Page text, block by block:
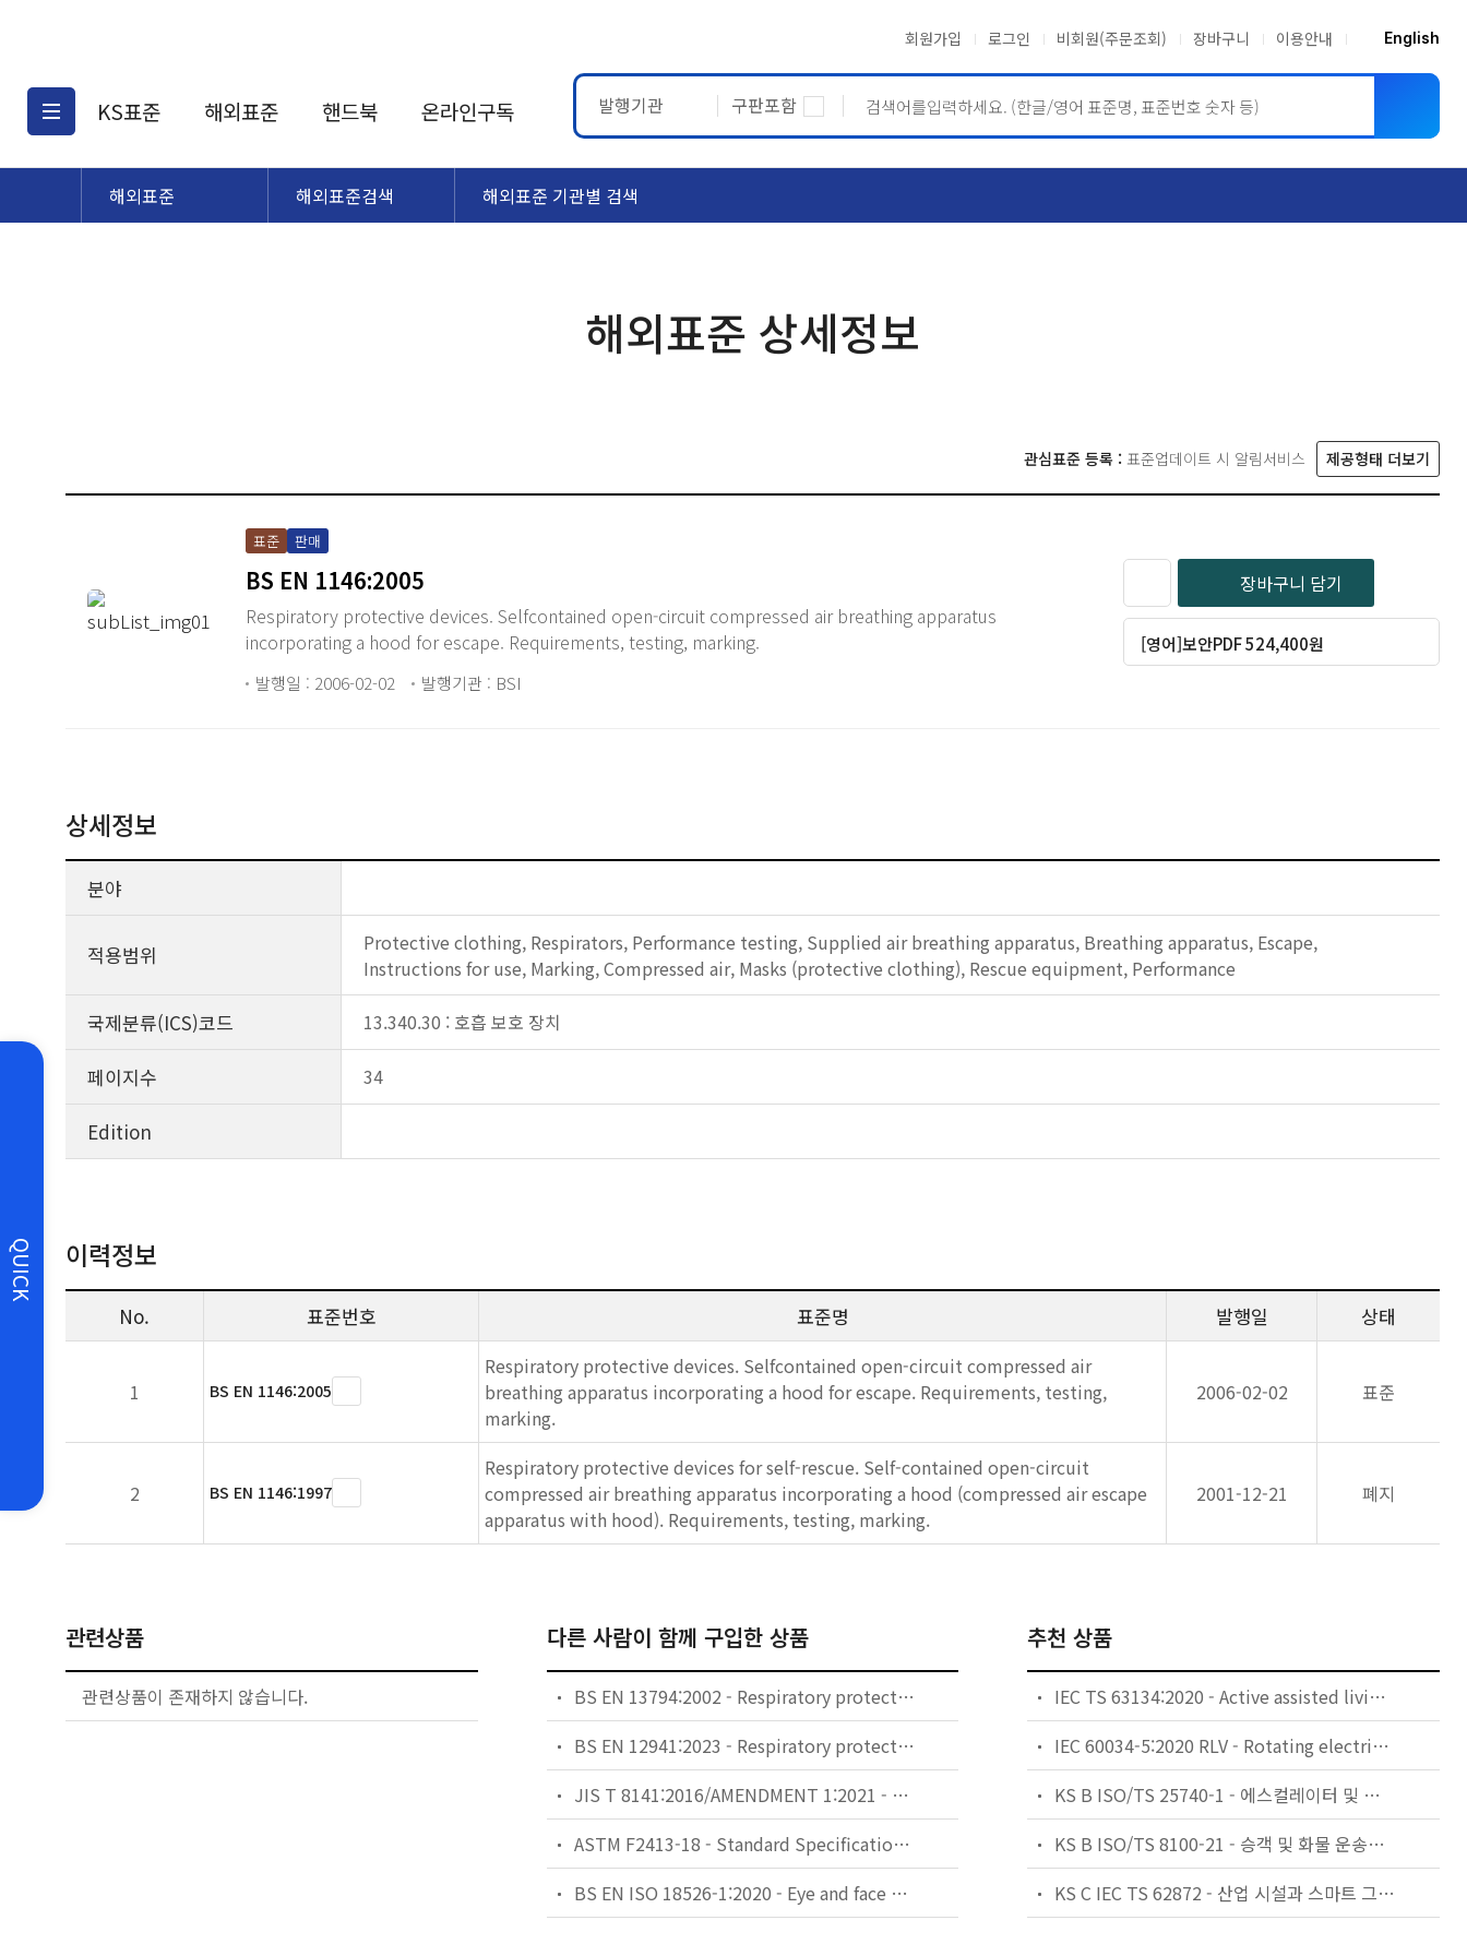
회원가입 로그인 비회원(주문조회) 장바구니 이용안내 English
KS표준
KS표준검색
해외표준
해외표준검색
핸드북 온라인구독 발행기관 구판포함
QUICK
해외표준 해외표준검색 해외표준 기관별 검색
해외표준 상세정보
관심표준 등록 : 표준업데이트 시 알림서비스 제공형태 더보기
표준 판매
BS EN 1146:2005
Respiratory protective devices. Selfcontained open-circuit compressed air breathing apparatus
incorporating a hood for escape. Requirements, testing, marking.
발행일 : 2006-02-02 발행기관 : BSI
장바구니 담기
[영어]보안PDF 524,400원
상세정보
분야
적용범위
Protective clothing, Respirators, Performance testing, Supplied air breathing apparatus, Breathing apparatus, Escape,
Instructions for use, Marking, Compressed air, Masks (protective clothing), Rescue equipment, Performance
국제분류(ICS)코드 13.340.30 : 호흡 보호 장치
페이지수 34
Edition
이력정보
No. 표준번호 표준명 발행일 상태
1 BS EN 1146:2005
Respiratory protective devices. Selfcontained open-circuit compressed air
breathing apparatus incorporating a hood for escape. Requirements, testing,
marking.
2006-02-02 표준
2 BS EN 1146:1997
Respiratory protective devices for self-rescue. Self-contained open-circuit
compressed air breathing apparatus incorporating a hood (compressed air escape
apparatus with hood). Requirements, testing, marking.
2001-12-21 폐지
관련상품
관련상품이 존재하지 않습니다.
다른 사람이 함께 구입한 상품
BS EN 13794:2002 - Respiratory protective devices. Self-contained closed-circuit breathing apparatus for escape. Requirements, testing, marking.
BS EN 12941:2023 - Respiratory protective devices. Powered filtering devices incorporating a loose fitting respiratory interface. Requirements, testing, marking.
JIS T 8141:2016/AMENDMENT 1:2021 - Personal eye protectors for optical radiations (Amendment 1)
ASTM F2413-18 - Standard Specification for Performance Requirements for Protective (Safety) Toe Cap Footwear
BS EN ISO 18526-1:2020 - Eye and face protection. Test methods. Geometrical optical properties.
추천 상품
IEC TS 63134:2020 - Active assisted living (AAL) use cases
IEC 60034-5:2020 RLV - Rotating electrical machines - Part 5: Degrees of protection provided by the integral design of rotating electrical machines (IP code) - Classification
KS B ISO/TS 25740-1 - 에스컬레이터 및 무빙워크에 대한 안전요건 — 제1부: 세계공통 필수 안전요건(GESRs)
KS B ISO/TS 8100-21 - 승객 및 화물 운송용 엘리베이터 —제21부: 세계공통 필수안전요건(GESRs)을 충족하는 세계공통 안전 파라미터(GSPs)
KS C IEC TS 62872 - 산업 시설과 스마트 그리드 사이의 산업 공정 측정, 제어 및 자동화 시스템 인터페이스